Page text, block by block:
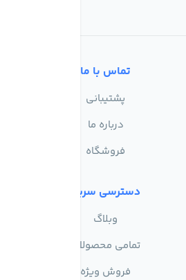
تماس با ما
پشتیبانی
درباره ما
فروشگاه
دسترسی سریع
وبلاگ
تمامی محصولات
فروش ویژه